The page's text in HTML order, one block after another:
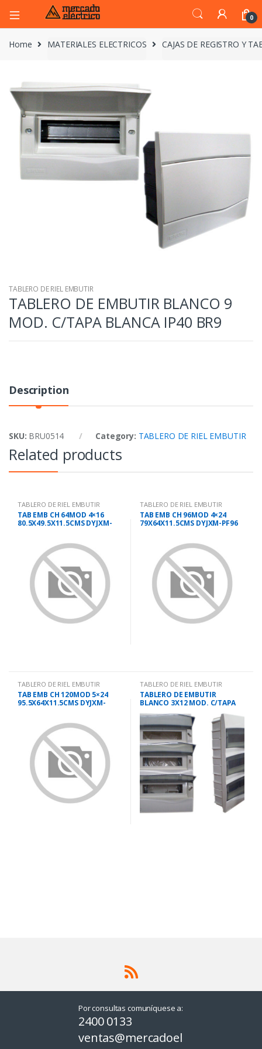
0
Home MATERIALES ELECTRICOS CAJAS DE REGISTRO Y
TABLERO DE RIEL EMBUTIR
TABLERO DE EMBUTIR BLANCO 9
MOD. C/TAPA BLANCA IP40 BR9
Description
SKU: BRU0514 Category: TABLERO DE RIEL EMBUTIR
Related products
TABLERO DE RIEL EMBUTIR
TAB EMB CH 64MOD 4×16
80.5X49.5X11.5CMS DYJXM-
TABLERO DE RIEL EMBUTIR
TAB EMB CH 96MOD 4×24
79X64X11.5CMS DYJXM-PF96
TABLERO DE RIEL EMBUTIR
TAB EMB CH 120MOD 5×24
95.5X64X11.5CMS DYJXM-
TABLERO DE RIEL EMBUTIR
TABLERO DE EMBUTIR
BLANCO 3X12 MOD. C/TAPA
Por consultas comuníquese a:
2400 0133
ventas@mercadoel